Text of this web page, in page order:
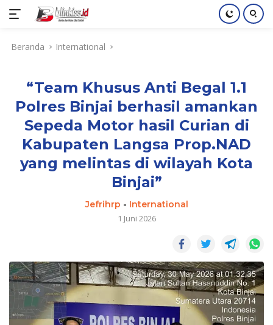
Beranda International
“Team Khusus Anti Begal 1.1
Polres Binjai berhasil amankan
Sepeda Motor hasil Curian di
Kabupaten Langsa Prop.NAD
yang melintas di wilayah Kota
Binjai”
Jefrihrp - International
1 Juni 2026